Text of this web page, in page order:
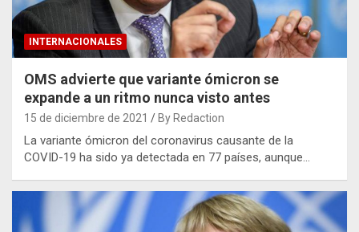
INTERNACIONALES
OMS advierte que variante ómicron se
expande a un ritmo nunca visto antes
15 de diciembre de 2021 By Redaction
La variante ómicron del coronavirus causante de la
COVID-19 ha sido ya detectada en 77 países, aunque…